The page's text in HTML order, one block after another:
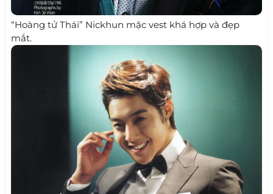
“Hoàng tử Thái” Nickhun mặc vest khá hợp và đẹp
mắt.